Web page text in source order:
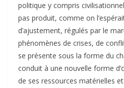
politique y compris
pas produit, comme on
d’ajustement, régulés par le
phénomènes de crises, de
se présente sous la forme du
conduit à une nouvelle forme
de ses ressources matérielles